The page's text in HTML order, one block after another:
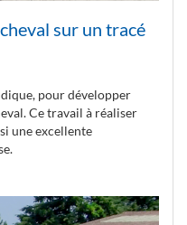
sur un tracé
pour développer
Ce travail à réaliser
une excellente